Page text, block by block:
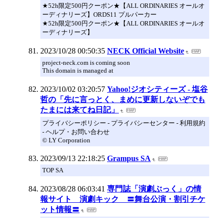
★52h限定500円クーポン★【ALL ORDINARIES オールオ
ーディナリーズ】ORDS11 プルパーカー
★52h限定500円クーポン★【ALL ORDINARIES オールオ
ーディナリーズ】
2023/10/28 00:50:35 NECK Official Website
project-neck.com is coming soon
This domain is managed at
2023/10/02 03:20:57 Yahoo!ジオシティーズ - 塩谷
哲の「先に言っとく、まめに更新しないぞでも
たまには来てね日記」
プライバシーポリシー - プライバシーセンター - 利用規約
- ヘルプ・お問い合わせ
© LY Corporation
2023/09/13 22:18:25 Grampus SA
TOP SA
2023/08/28 06:03:41 専門誌「演劇ぶっく」の情
報サイト 演劇キック 〓舞台公演・割引チケ
ット情報〓